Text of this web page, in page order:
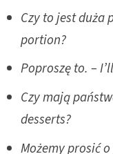
Czy to jest duża
portion?
Poproszę to. –
Czy mają
desserts?
Możemy prosić